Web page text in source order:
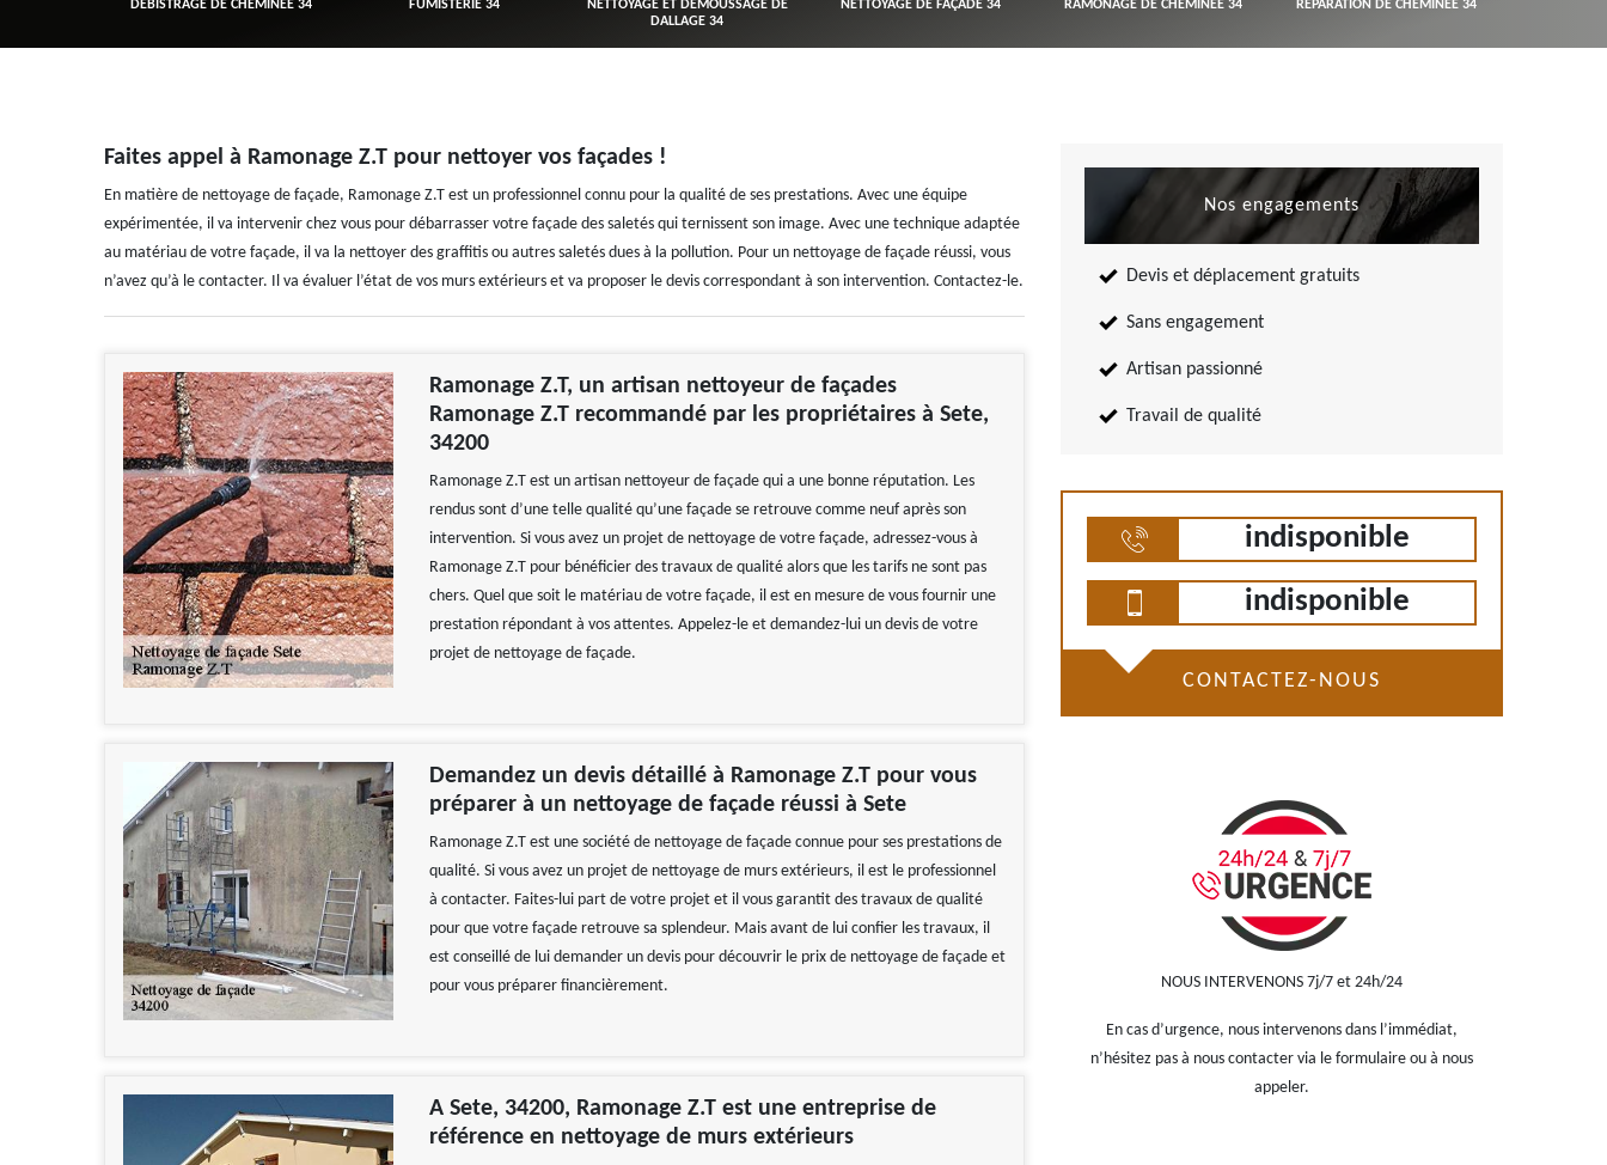
DÉBISTRAGE DE CHEMINÉE 34 FUMISTERIE 34
NETTOYAGE ET DÉMOUSSAGE DE
DALLAGE 34
NETTOYAGE DE FAÇADE 34 RAMONAGE DE CHEMINÉE 34 RÉPARATION DE CHEMINÉE 34
Faites appel à Ramonage Z.T pour nettoyer vos façades !
En matière de nettoyage de façade, Ramonage Z.T est un professionnel connu pour la qualité de ses prestations. Avec une équipe
expérimentée, il va intervenir chez vous pour débarrasser votre façade des saletés qui ternissent son image. Avec une technique adaptée
au matériau de votre façade, il va la nettoyer des graffitis ou autres saletés dues à la pollution. Pour un nettoyage de façade réussi, vous
n’avez qu’à le contacter. Il va évaluer l’état de vos murs extérieurs et va proposer le devis correspondant à son intervention. Contactez-le.
Ramonage Z.T, un artisan nettoyeur de façades
Ramonage Z.T recommandé par les propriétaires à Sete,
34200
Ramonage Z.T est un artisan nettoyeur de façade qui a une bonne réputation. Les
rendus sont d’une telle qualité qu’une façade se retrouve comme neuf après son
intervention. Si vous avez un projet de nettoyage de votre façade, adressez-vous à
Ramonage Z.T pour bénéficier des travaux de qualité alors que les tarifs ne sont pas
chers. Quel que soit le matériau de votre façade, il est en mesure de vous fournir une
prestation répondant à vos attentes. Appelez-le et demandez-lui un devis de votre
projet de nettoyage de façade.
Demandez un devis détaillé à Ramonage Z.T pour vous
préparer à un nettoyage de façade réussi à Sete
Ramonage Z.T est une société de nettoyage de façade connue pour ses prestations de
qualité. Si vous avez un projet de nettoyage de murs extérieurs, il est le professionnel
à contacter. Faites-lui part de votre projet et il vous garantit des travaux de qualité
pour que votre façade retrouve sa splendeur. Mais avant de lui confier les travaux, il
est conseillé de lui demander un devis pour découvrir le prix de nettoyage de façade et
pour vous préparer financièrement.
A Sete, 34200, Ramonage Z.T est une entreprise de
référence en nettoyage de murs extérieurs
Nos engagements
Devis et déplacement gratuits
Sans engagement
Artisan passionné
Travail de qualité
indisponible
indisponible
CONTACTEZ-NOUS
NOUS INTERVENONS 7j/7 et 24h/24
En cas d’urgence, nous intervenons dans l’immédiat,
n’hésitez pas à nous contacter via le formulaire ou à nous
appeler.